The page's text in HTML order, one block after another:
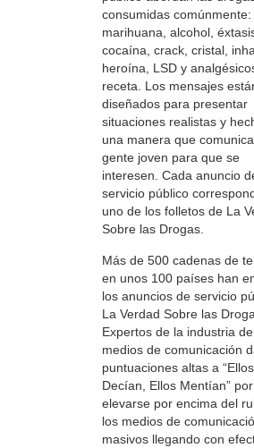
consumidas comúnmente:
marihuana, alcohol,
cocaína, crack, cristal,
heroína, LSD y
receta. Los mensajes
diseñados para presentar
situaciones realistas y
una manera que
gente joven para que se
interesen. Cada anuncio
servicio público
uno de los folletos de La
Sobre las Drogas.
Más de 500 cadenas de
en unos 100 países han
los anuncios de servicio
La Verdad Sobre las
Expertos de la industria
medios de comunicación
puntuaciones altas a “Ellos
Decían, Ellos Mentían” por
elevarse por encima del
los medios de
masivos llegando con